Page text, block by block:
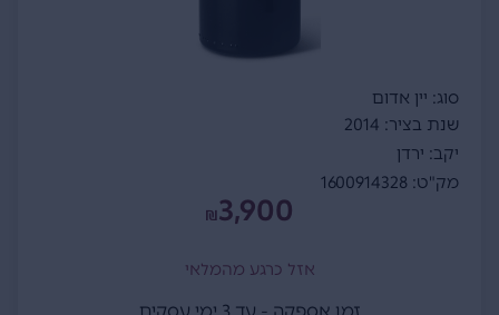
סוג: יין אדום
שנת בציר: 2014
יקב: ירדן
מק"ט: 1600914328
₪3,900
אזל כרגע מהמלאי
זמן אספקה - עד 3 ימי עסקים